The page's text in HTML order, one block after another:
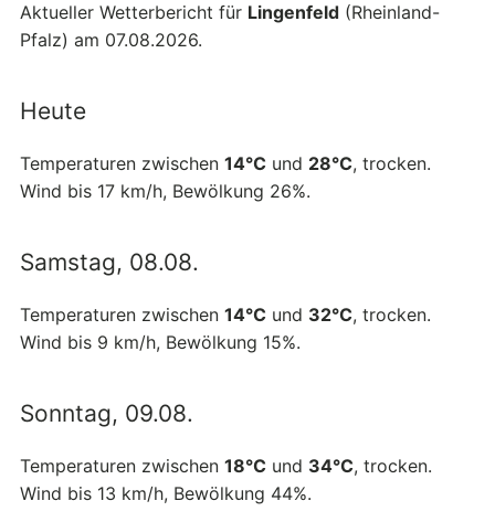
Aktueller Wetterbericht für Lingenfeld (Rheinland-
Pfalz) am 07.08.2026.
Heute
Temperaturen zwischen 14°C und 28°C, trocken.
Wind bis 17 km/h, Bewölkung 26%.
Samstag, 08.08.
Temperaturen zwischen 14°C und 32°C, trocken.
Wind bis 9 km/h, Bewölkung 15%.
Sonntag, 09.08.
Temperaturen zwischen 18°C und 34°C, trocken.
Wind bis 13 km/h, Bewölkung 44%.